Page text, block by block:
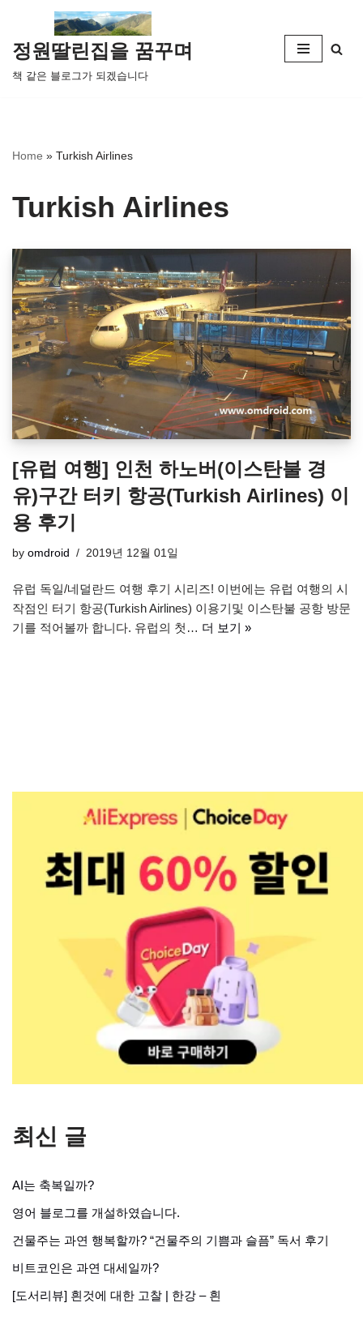
콘
텐
츠
뛰
정원딸린집을 꿈꾸며
책 같은 블로그가 되겠습니다
Home » Turkish Airlines
Turkish Airlines
[유럽 여행] 인천 하노버(이스탄불 경
유)구간 터키 항공(Turkish Airlines) 이
용 후기
by omdroid 2019년 12월 01일
유럽 독일/네덜란드 여행 후기 시리즈! 이번에는 유럽 여행의 시
작점인 터기 항공(Turkish Airlines) 이용기및 이스탄불 공항 방문
기를 적어볼까 합니다. 유럽의 첫… 더 보기 »
최신 글
AI는 축복일까?
영어 블로그를 개설하였습니다.
건물주는 과연 행복할까? “건물주의 기쁨과 슬픔” 독서 후기
비트코인은 과연 대세일까?
[도서리뷰] 흰것에 대한 고찰 | 한강 – 흰